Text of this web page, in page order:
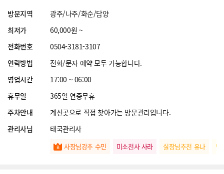
방문지역
광주/나주/화순/담양
최저가
60,000원 ~
전화번호
0504-3181-3107
연락방법
전화/문자 예약 모두 가능합니다.
영업시간
17:00 ~ 06:00
휴무일
365일 연중무휴
주차안내
계신곳으로 직접 찾아가는 방문관리입니다.
관리사님
태국관리사
사장님강추 수민 미소천사 사라 실장님추천 유나 명